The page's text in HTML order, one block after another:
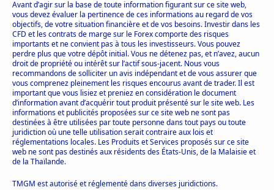
Avant d’agir sur la base de toute information figurant sur ce site web,
vous devez évaluer la pertinence de ces informations au regard de vos
objectifs, de votre situation financière et de vos besoins. Investir dans les
CFD et les contrats de marge sur le Forex comporte des risques
importants et ne convient pas à tous les investisseurs. Vous pouvez
perdre plus que votre dépôt initial. Vous ne détenez pas, et n’avez, aucun
droit de propriété ou intérêt sur l’actif sous-jacent. Nous vous
recommandons de solliciter un avis indépendant et de vous assurer que
vous comprenez pleinement les risques encourus avant de trader. Il est
important que vous lisiez et preniez en considération le document
d’information avant d’acquérir tout produit présenté sur le site web. Les
informations et publicités proposées sur ce site web ne sont pas
destinées à être utilisées par toute personne dans tout pays ou toute
juridiction où une telle utilisation serait contraire aux lois et
réglementations locales. Les Produits et Services proposés sur ce site
web ne sont pas destinés aux résidents des États-Unis, de la Malaisie et
de la Thaïlande.
TMGM est autorisé et réglementé dans diverses juridictions.